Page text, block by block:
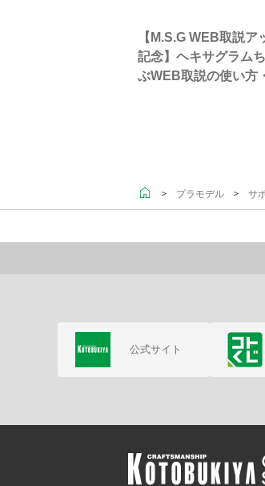
【M.S.G WEB取説ア
記念】ヘキサグラム
ぶWEB取説の使い方
＞ プラモデル ＞ サ
公式サイト